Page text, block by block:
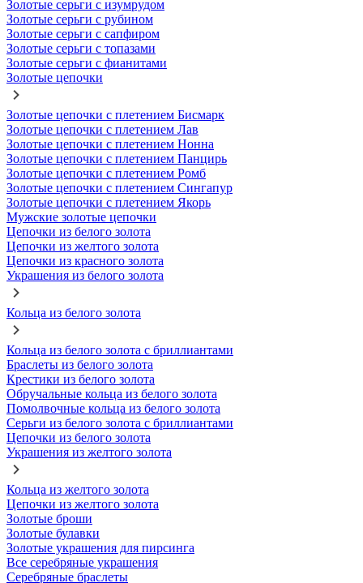
Золотые серьги с изумрудом
Золотые серьги с рубином
Золотые серьги с сапфиром
Золотые серьги с топазами
Золотые серьги с фианитами
Золотые цепочки
Золотые цепочки с плетением Бисмарк
Золотые цепочки с плетением Лав
Золотые цепочки с плетением Нонна
Золотые цепочки с плетением Панцирь
Золотые цепочки с плетением Ромб
Золотые цепочки с плетением Сингапур
Золотые цепочки с плетением Якорь
Мужские золотые цепочки
Цепочки из белого золота
Цепочки из желтого золота
Цепочки из красного золота
Украшения из белого золота
Кольца из белого золота
Кольца из белого золота с бриллиантами
Браслеты из белого золота
Крестики из белого золота
Обручальные кольца из белого золота
Помолвочные кольца из белого золота
Серьги из белого золота с бриллиантами
Цепочки из белого золота
Украшения из желтого золота
Кольца из желтого золота
Цепочки из желтого золота
Золотые броши
Золотые булавки
Золотые украшения для пирсинга
Все серебряные украшения
Серебряные браслеты